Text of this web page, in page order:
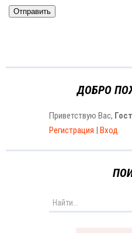
Отправить
ДОБРО
Приветствую Вас,
Регистрация | Вход